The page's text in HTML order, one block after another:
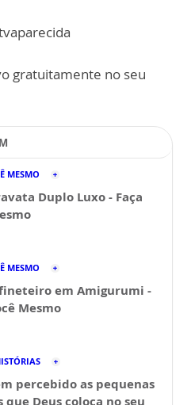
gratuitamente no seu
MESMO
Duplo Luxo - Faça
MESMO
em Amigurumi -
Mesmo
percebido as pequenas
que Deus coloca no seu